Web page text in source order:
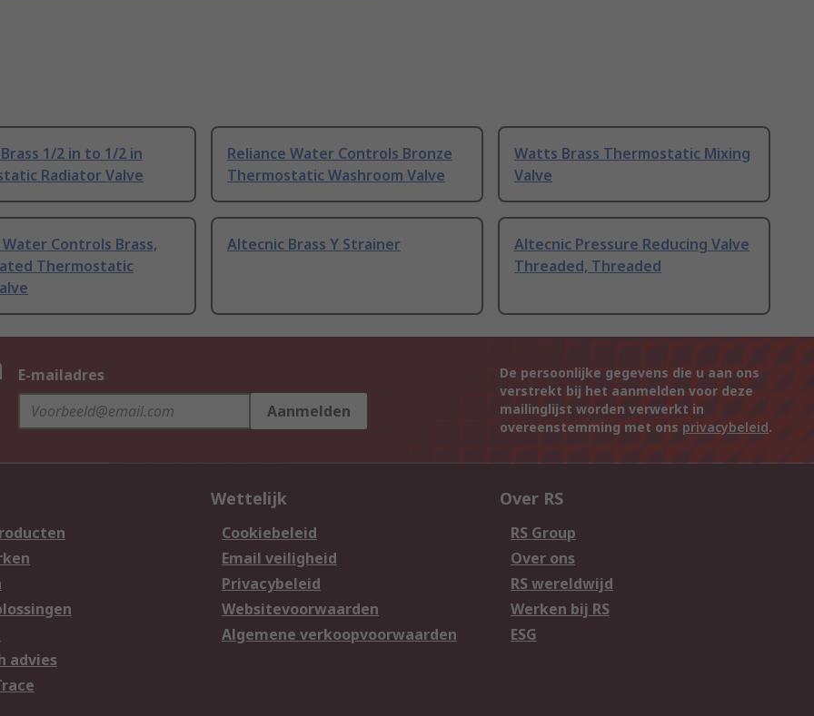
1/2 in to 1/2 in
Radiator Valve
Reliance Water Controls Bronze
Thermostatic Washroom Valve
Watts Brass Thermostatic Mixing
Valve
Water Controls Brass,
Thermostatic
Altecnic Brass Y Strainer
Altecnic Pressure Reducing Valve
Threaded, Threaded
E-mailadres
Aanmelden
De persoonlijke gegevens die u aan ons
verstrekt bij het aanmelden voor deze
mailinglijst worden verwerkt in
overeenstemming met ons privacybeleid.
advies
Wettelijk
Cookiebeleid
Email veiligheid
Privacybeleid
Websitevoorwaarden
Algemene verkoopvoorwaarden
Over RS
RS Group
Over ons
RS wereldwijd
Werken bij RS
ESG